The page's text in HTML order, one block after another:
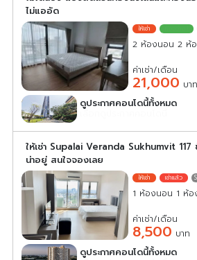
ไม่แออัด
2 ห้องนอน 2 ห้
ค่าเช่า/เดือน
21,000 บาท
ดูประกาศคอนโดนี้ทั้งหมด
ให้เช่า Supalai Veranda Sukhumvit
น่าอยู่ สนใจจองเลย
1 ห้องนอน 1 ห้อ
ค่าเช่า/เดือน
8,500 บาท
ดูประกาศคอนโดนี้ทั้งหมด